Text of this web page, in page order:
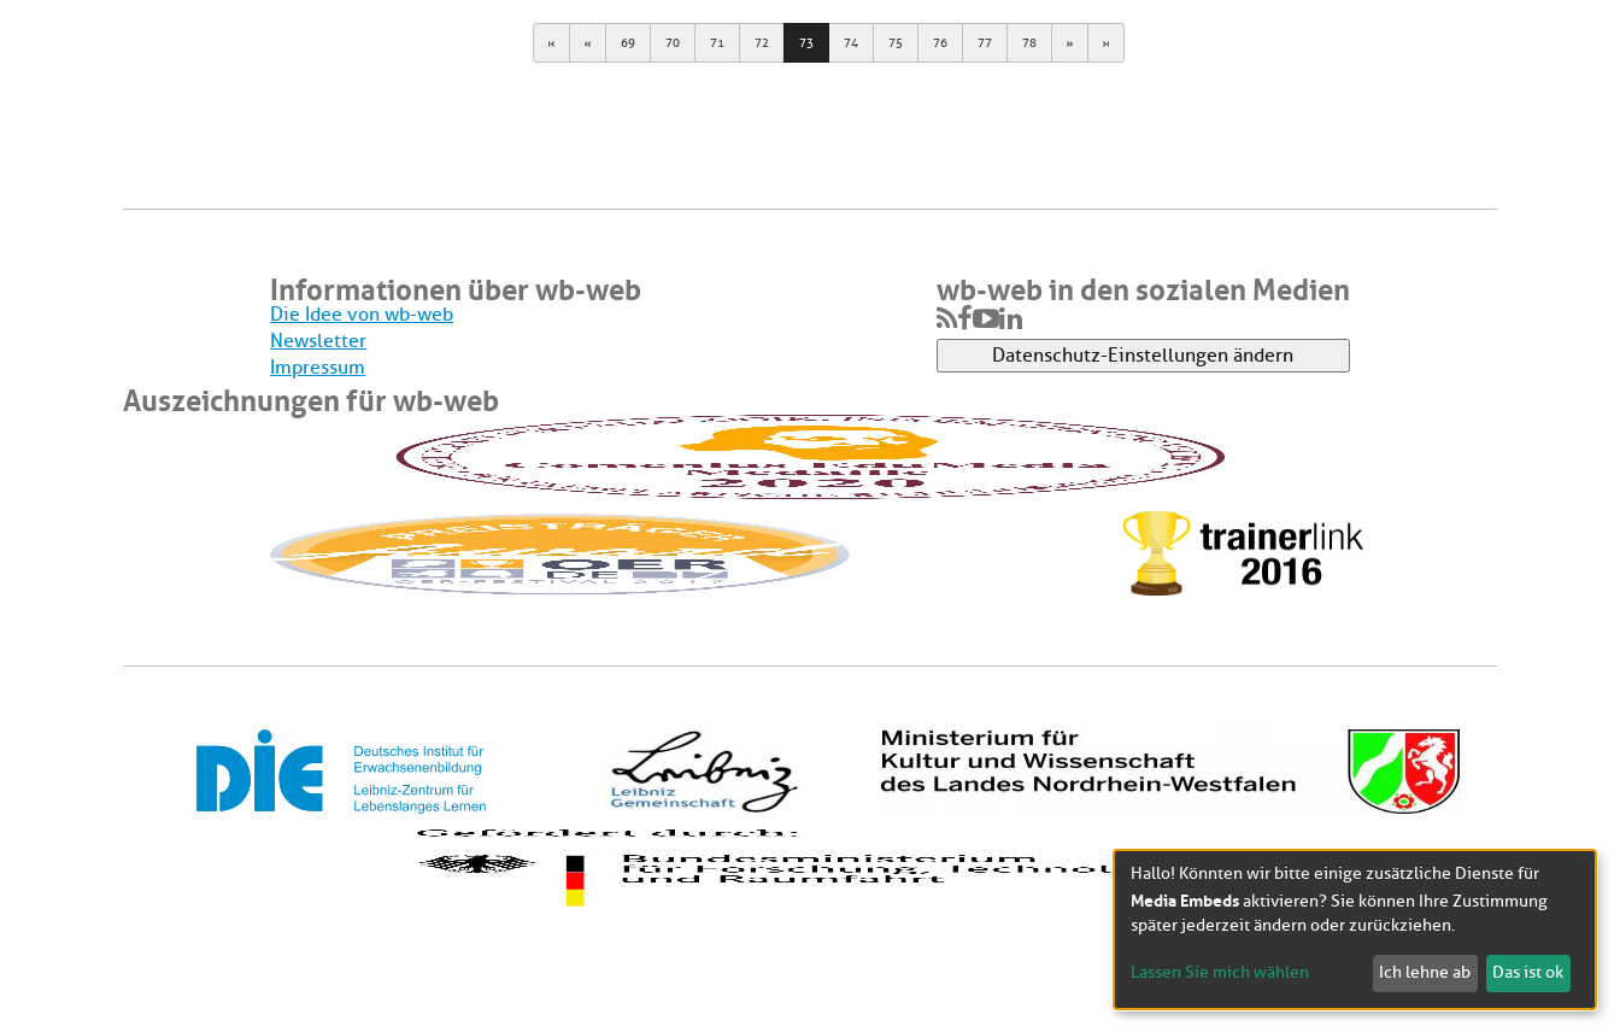
First Previous
69 70 71 72 73 74 75 76 77 78 Next Last
Informationen über wb-web
Die Idee von wb-web
Newsletter
Impressum
wb-web in den sozialen Medien
Datenschutz-Einstellungen ändern
Auszeichnungen für wb-web
Hallo! Könnten wir bitte einige zusätzliche Dienste für
Media Embedsaktivieren? Sie können Ihre Zustimmung
später jederzeit ändern oder zurückziehen.
Lassen Sie mich wählen Ich lehne ab Das ist ok